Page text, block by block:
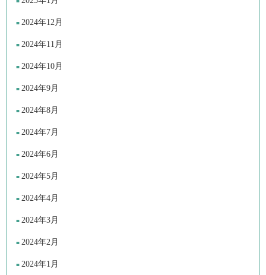
2024年12月
2024年11月
2024年10月
2024年9月
2024年8月
2024年7月
2024年6月
2024年5月
2024年4月
2024年3月
2024年2月
2024年1月